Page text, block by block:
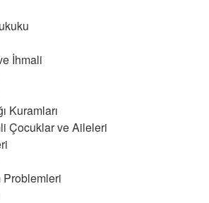
İhmali
Kuramları
Çocuklar ve Aileleri
Problemleri